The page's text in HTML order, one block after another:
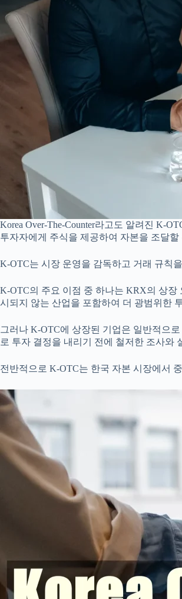
Korea Over-The-Counter라고도 알려진 K-
투자자에게 주식을 제공하여 자본을 조달
K-OTC는 시장 운영을 감독하고 거래 규칙
K-OTC의 주요 이점 중 하나는 KRX의 상장
시되지 않는 산업을 포함하여 더 광범위한
그러나 K-OTC에 상장된 기업은 일반적으
로 투자 결정을 내리기 전에 철저한 조사와
전반적으로 K-OTC는 한국 자본 시장에서